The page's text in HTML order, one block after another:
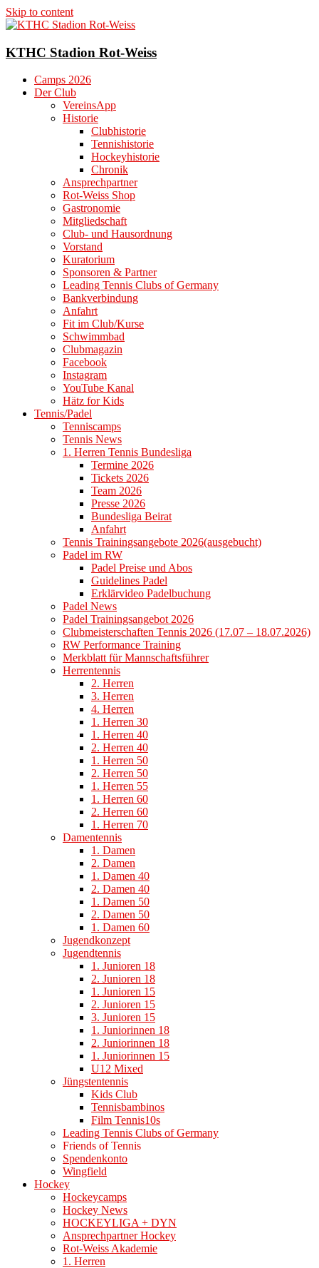
Skip to content
KTHC Stadion Rot-Weiss
Camps 2026
Der Club
VereinsApp
Historie
Clubhistorie
Tennishistorie
Hockeyhistorie
Chronik
Ansprechpartner
Rot-Weiss Shop
Gastronomie
Mitgliedschaft
Club- und Hausordnung
Vorstand
Kuratorium
Sponsoren & Partner
Leading Tennis Clubs of Germany
Bankverbindung
Anfahrt
Fit im Club/Kurse
Schwimmbad
Clubmagazin
Facebook
Instagram
YouTube Kanal
Hätz for Kids
Tennis/Padel
Tenniscamps
Tennis News
1. Herren Tennis Bundesliga
Termine 2026
Tickets 2026
Team 2026
Presse 2026
Bundesliga Beirat
Anfahrt
Tennis Trainingsangebote 2026(ausgebucht)
Padel im RW
Padel Preise und Abos
Guidelines Padel
Erklärvideo Padelbuchung
Padel News
Padel Trainingsangebot 2026
Clubmeisterschaften Tennis 2026 (17.07 – 18.07.2026)
RW Performance Training
Merkblatt für Mannschaftsführer
Herrentennis
2. Herren
3. Herren
4. Herren
1. Herren 30
1. Herren 40
2. Herren 40
1. Herren 50
2. Herren 50
1. Herren 55
1. Herren 60
2. Herren 60
1. Herren 70
Damentennis
1. Damen
2. Damen
1. Damen 40
2. Damen 40
1. Damen 50
2. Damen 50
1. Damen 60
Jugendkonzept
Jugendtennis
1. Junioren 18
2. Junioren 18
1. Junioren 15
2. Junioren 15
3. Junioren 15
1. Juniorinnen 18
2. Juniorinnen 18
1. Juniorinnen 15
U12 Mixed
Jüngstentennis
Kids Club
Tennisbambinos
Film Tennis10s
Leading Tennis Clubs of Germany
Friends of Tennis
Spendenkonto
Wingfield
Hockey
Hockeycamps
Hockey News
HOCKEYLIGA + DYN
Ansprechpartner Hockey
Rot-Weiss Akademie
1. Herren